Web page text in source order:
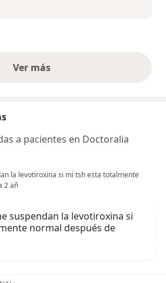
Ver másopiniones anteriores
a pacientes en Doctoralia
la levotiroxina si mi tsh esta totalmente
2 añ
suspendan la levotiroxina si
normal después de